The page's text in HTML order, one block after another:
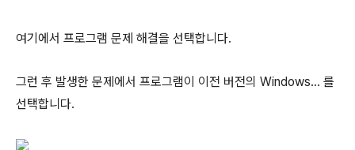
여기에서 프로그램 문제 해결을 선택합니다.
그런 후 발생한 문제에서 프로그램이 이전 버전의 Windows… 를
선택합니다.